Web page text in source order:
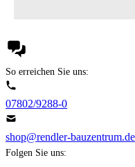
So erreichen Sie uns:
07802/9288-0
shop@rendler-bauzentrum.de
Folgen Sie uns: